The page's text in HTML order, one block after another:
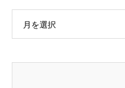
月を選択